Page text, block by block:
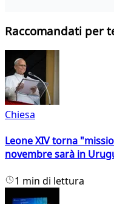
Raccomandati per
Chiesa
Leone XIV torna
novembre sarà in
1 min di lettura